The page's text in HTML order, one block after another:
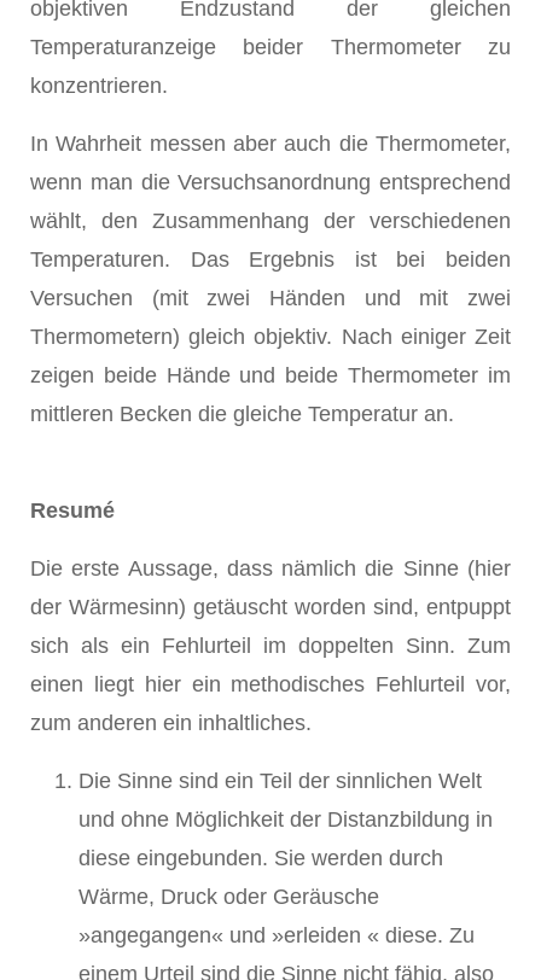
objektiven Endzustand der gleichen
Temperaturanzeige beider Thermometer zu
konzentrieren.
In Wahrheit messen aber auch die Thermometer,
wenn man die Versuchsanordnung entsprechend
wählt, den Zusammenhang der verschiedenen
Temperaturen. Das Ergebnis ist bei beiden
Versuchen (mit zwei Händen und mit zwei
Thermometern) gleich objektiv. Nach einiger Zeit
zeigen beide Hände und beide Thermometer im
mittleren Becken die gleiche Temperatur an.
Resumé
Die erste Aussage, dass nämlich die Sinne (hier
der Wärmesinn) getäuscht worden sind, entpuppt
sich als ein Fehlurteil im doppelten Sinn. Zum
einen liegt hier ein methodisches Fehlurteil vor,
zum anderen ein inhaltliches.
Die Sinne sind ein Teil der sinnlichen Welt
und ohne Möglichkeit der Distanzbildung in
diese eingebunden. Sie werden durch
Wärme, Druck oder Geräusche
»angegangen« und »erleiden « diese. Zu
einem Urteil sind die Sinne nicht fähig, also